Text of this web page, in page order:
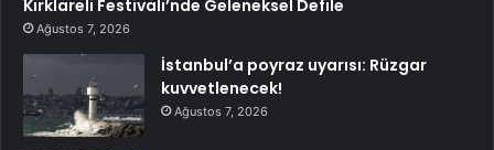
Kırklareli Festivali’nde Geleneksel Defile
Ağustos 7, 2026
İstanbul’a poyraz uyarısı: Rüzgar
kuvvetlenecek!
Ağustos 7, 2026